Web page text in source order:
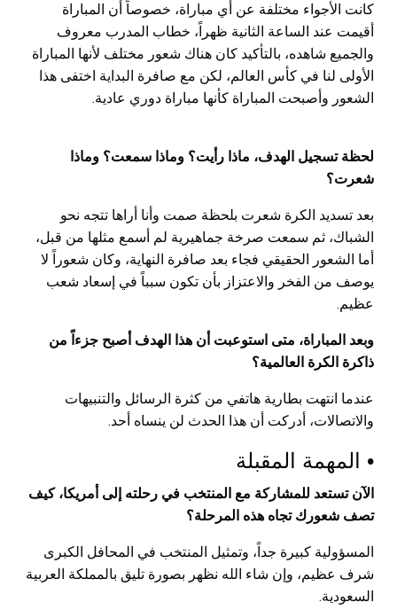
كانت الأجواء مختلفة عن أي مباراة، خصوصاً أن المباراة
أقيمت عند الساعة الثانية ظهراً، خطاب المدرب معروف
والجميع شاهده، بالتأكيد كان هناك شعور مختلف لأنها المباراة
الأولى لنا في كأس العالم، لكن مع صافرة البداية اختفى هذا
الشعور وأصبحت المباراة كأنها مباراة دوري عادية.
لحظة تسجيل الهدف، ماذا رأيت؟ وماذا سمعت؟ وماذا
شعرت؟
بعد تسديد الكرة شعرت بلحظة صمت وأنا أراها تتجه نحو
الشباك، ثم سمعت صرخة جماهيرية لم أسمع مثلها من قبل،
أما الشعور الحقيقي فجاء بعد صافرة النهاية، وكان شعوراً لا
يوصف من الفخر والاعتزاز بأن تكون سبباً في إسعاد شعب
عظيم.
وبعد المباراة، متى استوعبت أن هذا الهدف أصبح جزءاً من
ذاكرة الكرة العالمية؟
عندما انتهت بطارية هاتفي من كثرة الرسائل والتنبيهات
والاتصالات، أدركت أن هذا الحدث لن ينساه أحد.
• المهمة المقبلة
الآن تستعد للمشاركة مع المنتخب في رحلته إلى أمريكا، كيف
تصف شعورك تجاه هذه المرحلة؟
المسؤولية كبيرة جداً، وتمثيل المنتخب في المحافل الكبرى
شرف عظيم، وإن شاء الله نظهر بصورة تليق بالمملكة العربية
السعودية.